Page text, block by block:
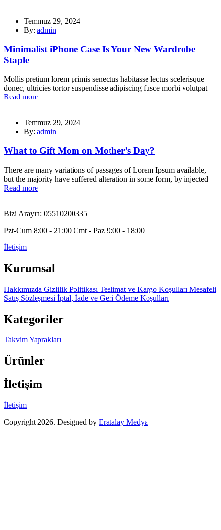
Temmuz 29, 2024
By: admin
Minimalist iPhone Case Is Your New Wardrobe
Staple
Mollis pretium lorem primis senectus habitasse lectus scelerisque
donec, ultricies tortor suspendisse adipiscing fusce morbi volutpat
Read more
Temmuz 29, 2024
By: admin
What to Gift Mom on Mother’s Day?
There are many variations of passages of Lorem Ipsum available,
but the majority have suffered alteration in some form, by injected
Read more
Bizi Arayın: 05510200335
Pzt-Cum 8:00 - 21:00 Cmt - Paz 9:00 - 18:00
İletişim
Kurumsal
Hakkımızda Gizlilik Politikası Teslimat ve Kargo Koşulları Mesafeli
Satış Sözleşmesi İptal, İade ve Geri Ödeme Koşulları
Kategoriler
Takvim Yaprakları
Ürünler
İletişim
İletişim
Copyright 2026. Designed by Eratalay Medya